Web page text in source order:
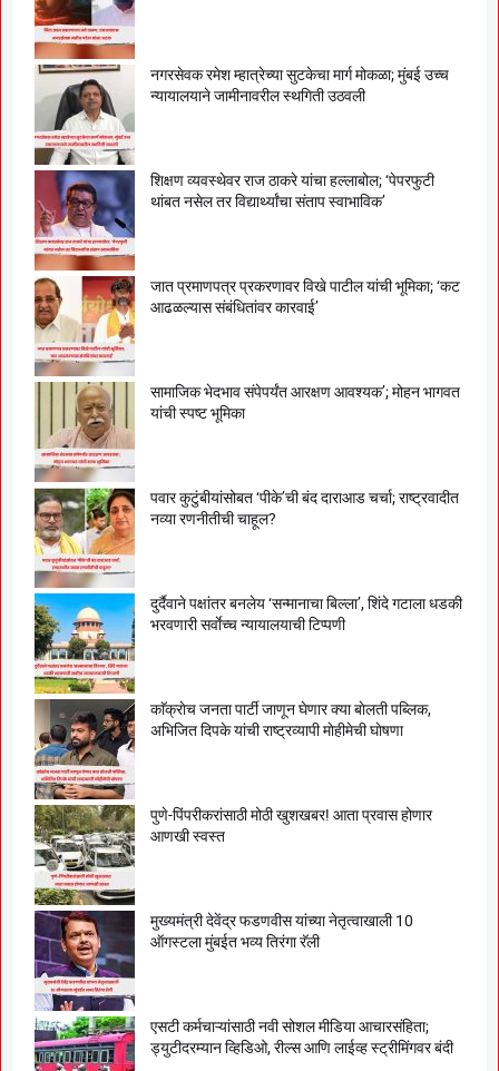
नगरसेवक रमेश म्हात्रेच्या सुटकेचा मार्ग मोकळा; मुंबई उच्च
न्यायालयाने जामीनावरील स्थगिती उठवली
शिक्षण व्यवस्थेवर राज ठाकरे यांचा हल्लाबोल; ‘पेपरफुटी
थांबत नसेल तर विद्यार्थ्यांचा संताप स्वाभाविक’
जात प्रमाणपत्र प्रकरणावर विखे पाटील यांची भूमिका; ‘कट
आढळल्यास संबंधितांवर कारवाई’
सामाजिक भेदभाव संपेपर्यंत आरक्षण आवश्यक’; मोहन भागवत
यांची स्पष्ट भूमिका
पवार कुटुंबीयांसोबत ‘पीके’ची बंद दाराआड चर्चा; राष्ट्रवादीत
नव्या रणनीतीची चाहूल?
दुर्दैवाने पक्षांतर बनलेय ‘सन्मानाचा बिल्ला’, शिंदे गटाला धडकी
भरवणारी सर्वाेच्च न्यायालयाची टिप्पणी
काॅक्राेच जनता पार्टी जाणून घेणार क्या बाेलती पब्लिक,
अभिजित दिपके यांची राष्ट्रव्यापी माेहीमेची घाेषणा
पुणे-पिंपरीकरांसाठी मोठी खुशखबर! आता प्रवास होणार
आणखी स्वस्त
मुख्यमंत्री देवेंद्र फडणवीस यांच्या नेतृत्वाखाली 10
ऑगस्टला मुंबईत भव्य तिरंगा रॅली
एसटी कर्मचाऱ्यांसाठी नवी सोशल मीडिया आचारसंहिता;
ड्युटीदरम्यान व्हिडिओ, रील्स आणि लाईव्ह स्ट्रीमिंगवर बंदी